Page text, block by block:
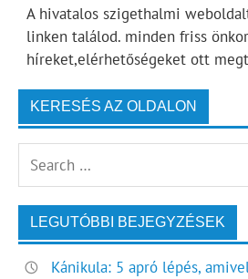
A hivatalos szigethalmi
linken találod. minden friss
híreket,elérhetőségeket ott
KERESÉS AZ OLDALON
LEGUTÓBBI BEJEGYZÉSEK
Kánikula: 5 apró lépés,